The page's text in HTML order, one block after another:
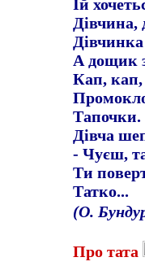
Їй
Дівчина,
А дощик
Кап,
Тапочки.
Дівча
- Чуєш,
Ти
Татко...
(О.
Про тата